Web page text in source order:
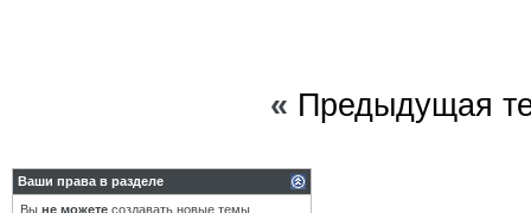
« Предыдущая
Ваши права в разделе
Вы не можете создавать новые темы